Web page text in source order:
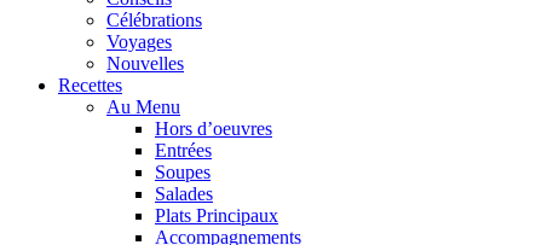
Célébrations
Voyages
Nouvelles
Recettes
Au Menu
Hors d’oeuvres
Entrées
Soupes
Salades
Plats Principaux
Accompagnements